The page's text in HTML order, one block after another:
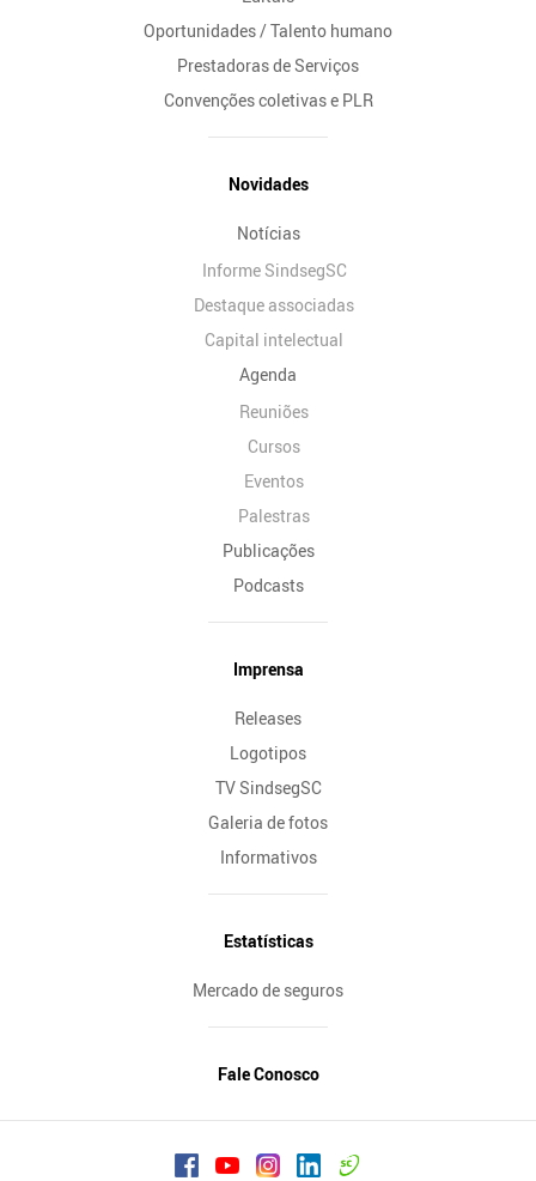
Oportunidades / Talento humano
Prestadoras de Serviços
Convenções coletivas e PLR
Novidades
Notícias
Informe SindsegSC
Destaque associadas
Capital intelectual
Agenda
Reuniões
Cursos
Eventos
Palestras
Publicações
Podcasts
Imprensa
Releases
Logotipos
TV SindsegSC
Galeria de fotos
Informativos
Estatísticas
Mercado de seguros
Fale Conosco